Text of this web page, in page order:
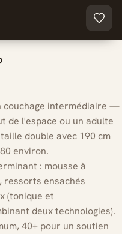
couchage intermédiaire —
de l'espace ou un adulte
double avec 190 cm
environ.
: mousse à
ressorts ensachés
(tonique et
deux technologies).
40+ pour un soutien